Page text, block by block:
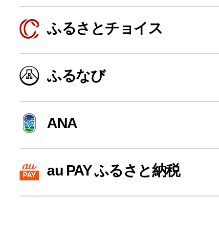
よく見られている返礼品
ふるさと納税徹底比較
寄付上限額シミュレーション
ふるさとチョイス
ふるなび
ANA
au PAY ふるさと納税